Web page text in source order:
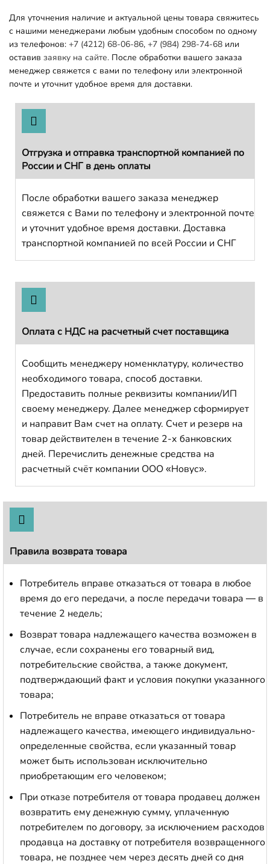
Для уточнения наличие и актуальной цены товара свяжитесь
с нашими менеджерами любым удобным способом по одному
из телефонов: +7 (4212) 68-06-86, +7 (984) 298-74-68 или
оставив заявку на сайте. После обработки вашего заказа
менеджер свяжется с вами по телефону или электронной
почте и уточнит удобное время для доставки.
Отгрузка и отправка транспортной компанией по
России и СНГ в день оплаты
После обработки вашего заказа менеджер
свяжется с Вами по телефону и электронной почте
и уточнит удобное время доставки. Доставка
транспортной компанией по всей России и СНГ
Оплата с НДС на расчетный счет поставщика
Сообщить менеджеру номенклатуру, количество
необходимого товара, способ доставки.
Предоставить полные реквизиты компании/ИП
своему менеджеру. Далее менеджер сформирует
и направит Вам счет на оплату. Счет и резерв на
товар действителен в течение 2-х банковских
дней. Перечислить денежные средства на
расчетный счёт компании ООО «Новус».
Правила возврата товара
Потребитель вправе отказаться от товара в любое
время до его передачи, а после передачи товара — в
течение 2 недель;
Возврат товара надлежащего качества возможен в
случае, если сохранены его товарный вид,
потребительские свойства, а также документ,
подтверждающий факт и условия покупки указанного
товара;
Потребитель не вправе отказаться от товара
надлежащего качества, имеющего индивидуально-
определенные свойства, если указанный товар
может быть использован исключительно
приобретающим его человеком;
При отказе потребителя от товара продавец должен
возвратить ему денежную сумму, уплаченную
потребителем по договору, за исключением расходов
продавца на доставку от потребителя возвращенного
товара, не позднее чем через десять дней со дня